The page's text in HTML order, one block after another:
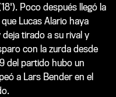
Poco después llegó la
Lucas Alario haya
tirado a su rival y
con la zurda desde
del partido hubo un
a Lars Bender en el